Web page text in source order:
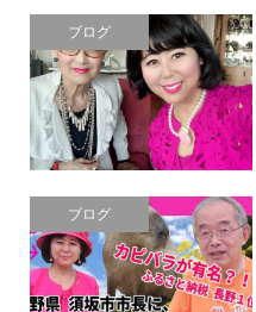
ブログ
ブログ